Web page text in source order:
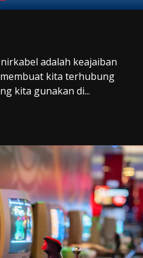
adalah keajaiban
kita terhubung
kita gunakan di...